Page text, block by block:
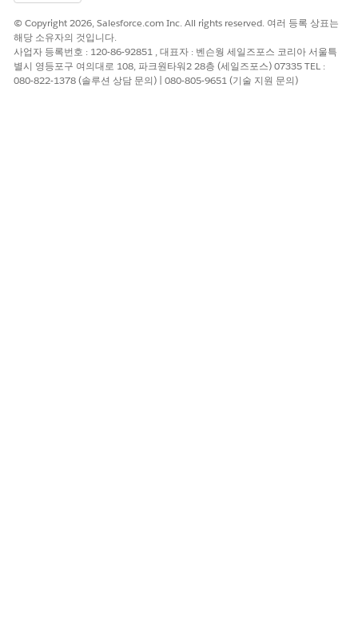
© Copyright 2026, Salesforce.com Inc. All rights reserved. 여러 등록 상표는
해당 소유자의 것입니다.
사업자 등록번호 : 120-86-92851 , 대표자 : 벤슨웡 세일즈포스 코리아 서울특
별시 영등포구 여의대로 108, 파크원타워2 28층 (세일즈포스) 07335 TEL :
080-822-1378 (솔루션 상담 문의) | 080-805-9651 (기술 지원 문의)